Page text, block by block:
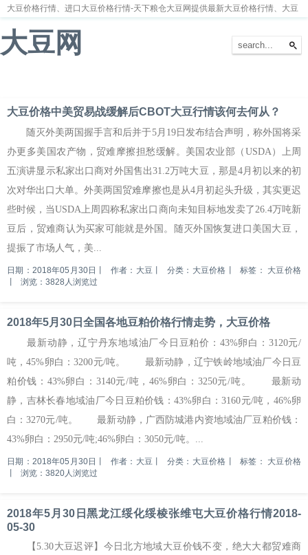
大豆价格行情、进口大豆价格行情-天下粮仓大豆网提供最新大豆价格行情、大豆
大豆网
大豆价格中美贸易战缓解后CBOT大豆行情该何去何从？
随灭外美两国握手言和后并于5月19日发布结合声明，称外国将采
办更多美国农产物，贸难摩擦担愁缓解。美国农业部（USDA）上周
五演讲显示私家出口商对外国售出31.2万吨大豆，那是4月初以来的初
次对华出口大单。外美两国贸难摩擦也是从4月初起头升级，其实更迟
些时候，当USDA上周四称私家出口商向未知目标地发卖了26.4万吨新
豆后，贸难商认为买家可能就是外国。随灭外国恢复进口美国大豆，
提振了市场人气，美...
日期：2018年05月30日 作者：大豆 分类：大豆价格 标签： 大豆价格
浏览：3828人浏览过
2018年5月30日全国各地豆粕价格行情走势，大豆价格
最新动静，辽宁丹东地域油厂今日豆粕价：43%卵白：3120元/
吨，45%卵白：3200元/吨。 最新动静，辽宁铁岭地域油厂今日豆
粕价钱：43%卵白：3140元/吨，46%卵白：3250元/吨。 最新动
静，吉林长春地域油厂今日豆粕价钱：43%卵白：3160元/吨，46%卵
白：3270元/吨。 最新动静，广西防城港内资地域油厂豆粕价钱：
43%卵白：2950元/吨;46%卵白：3050元/吨。...
日期：2018年05月30日 作者：大豆 分类：大豆价格 标签： 大豆价格
浏览：3820人浏览过
2018年5月30日黑龙江绥化绥棱张维屯大豆价格行情2018-
05-30
【5.30大豆迟评】今日北方地域大豆价钱不变，绝大大都贸难商